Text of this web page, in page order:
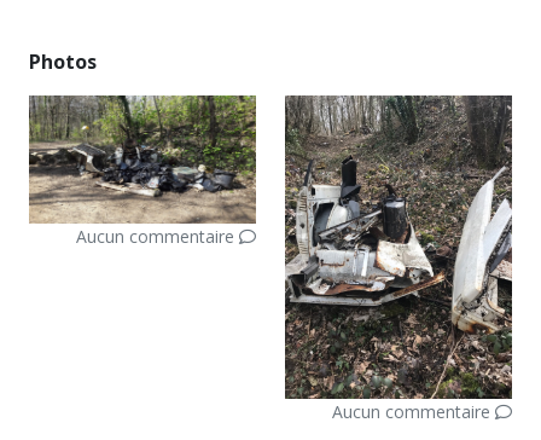
Photos
Aucun commentaire
Aucun commentaire